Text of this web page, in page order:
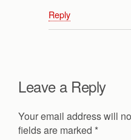
Reply
Leave a Reply
Your email address will
fields are marked *